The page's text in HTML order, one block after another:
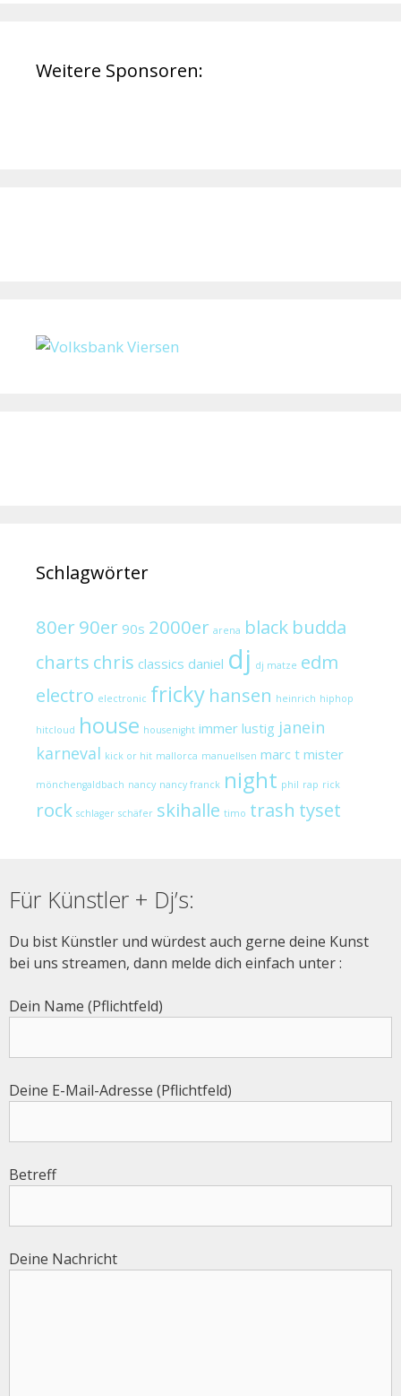
Weitere Sponsoren:
Schlagwörter
80er90er 90s 2000er arena black budda
charts chris classics daniel dj dj matze edm
electro electronic fricky hansen heinrich hiphop
hitcloud house housenight immer lustig janein
karneval kick or hit mallorca manuellsen marc t mister
mönchengaldbach nancy nancy franck night phil rap rick
rock schlager schäfer skihalle timo trash tyset
Für Künstler + Dj’s:
Du bist Künstler und würdest auch gerne deine Kunst
bei uns streamen, dann melde dich einfach unter :
Dein Name (Pflichtfeld)
Deine E-Mail-Adresse (Pflichtfeld)
Betreff
Deine Nachricht